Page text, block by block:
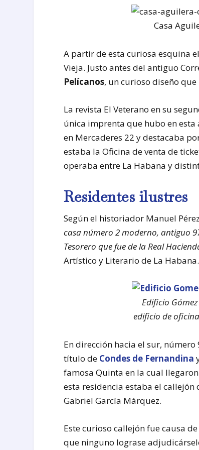
Casa
A partir de esta curiosa esquina
Vieja. Justo antes del antiguo
Pelícanos, un curioso diseño
La revista El Veterano en su
única imprenta que hubo en esta
en Mercaderes 22 y destacaba
estaba la Oficina de venta de
operaba entre La Habana y
Residentes ilustres
Según el historiador Manuel
casa número 2 moderno, antiguo
Tesorero que fue de la Real
Artístico y Literario de La Habana.
Edificio
edificio de
En dirección hacia el sur,
título de Condes de Fernandina
famosa Quinta en la cual
esta residencia estaba el
Gabriel García Márquez.
Este curioso callejón fue causa
que ninguno lograse